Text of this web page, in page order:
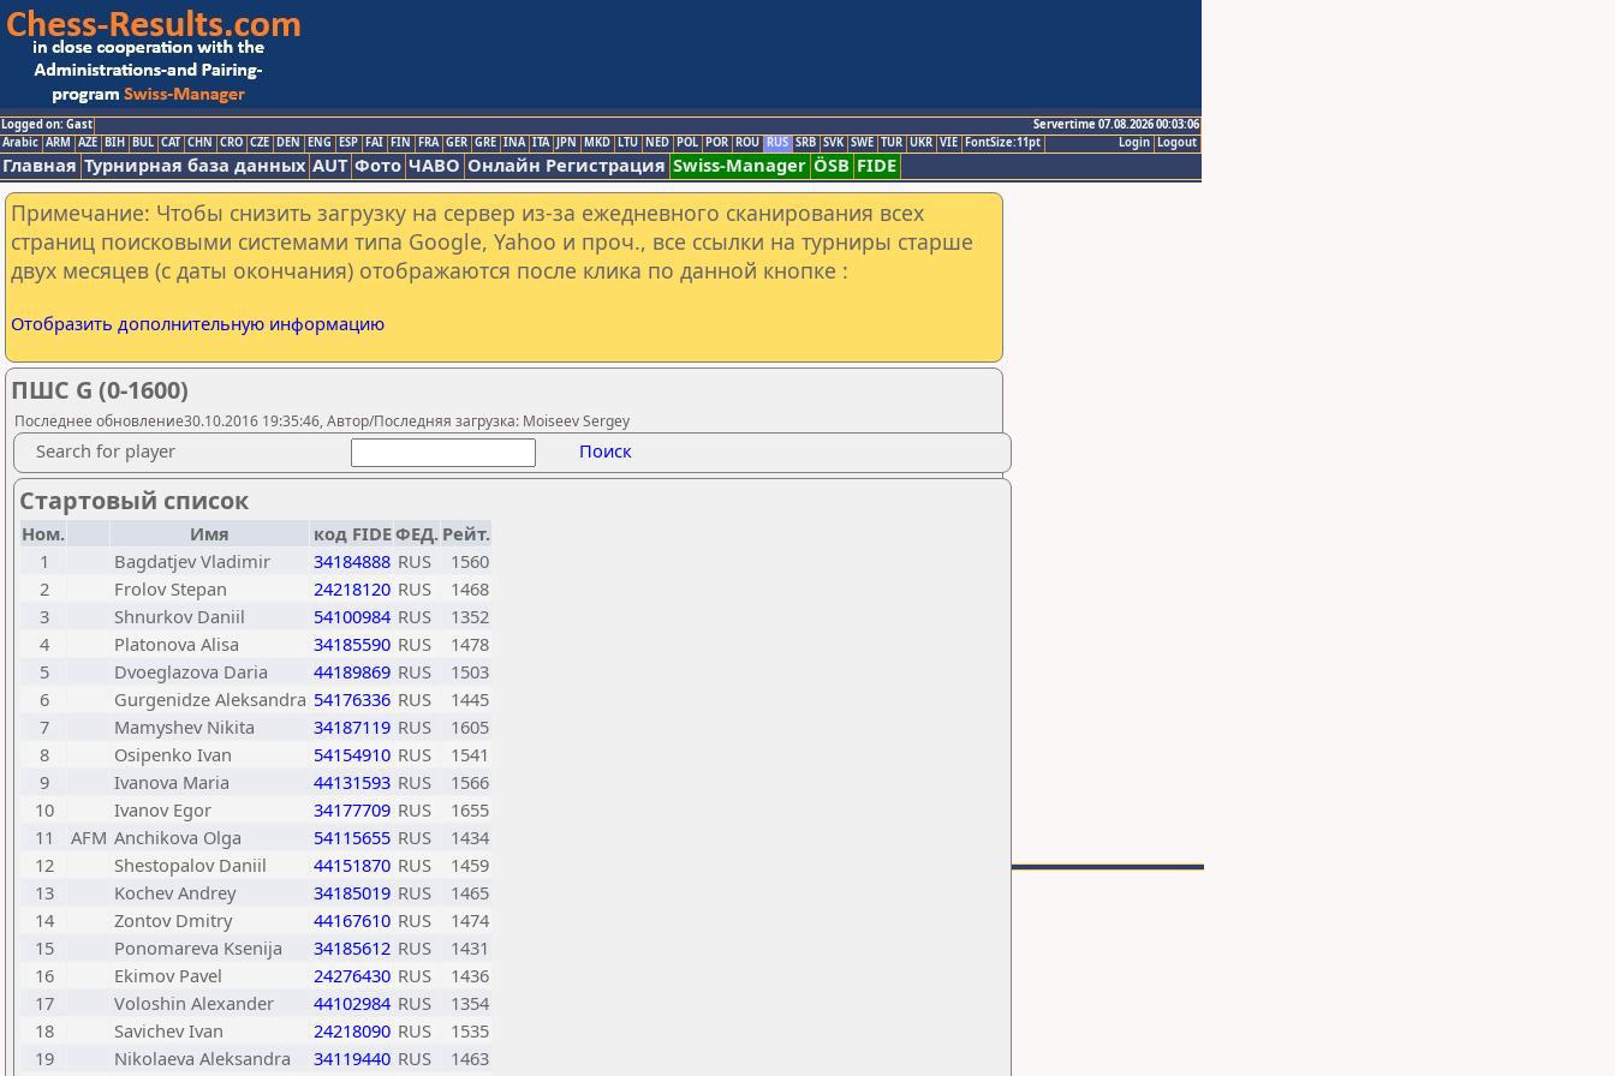
Logged on: Gast
Servertime 07.08.2026 00:03:06
Logout
Login
Arabic ARM AZE BIH BUL CAT CHN CRO CZE DEN ENG ESP FAI FIN FRA GER GRE INA ITA JPN MKD LTU NED POL POR ROU RUS SRB SVK SWE TUR UKR VIE FontSize:11pt
Главная Турнирная база данных AUT Фото ЧАВО Онлайн Регистрация Swiss-Manager ÖSB FIDE
Примечание: Чтобы снизить загрузку на сервер из-за ежедневного сканирования всех
страниц поисковыми системами типа Google, Yahoo и проч., все ссылки на турниры старше
двух месяцев (с даты окончания) отображаются после клика по данной кнопке :
Отобразить дополнительную информацию
ПШС G (0-1600)
Последнее обновление30.10.2016 19:35:46, Автор/Последняя загрузка: Moiseev Sergey
Search for player Поиск
Стартовый список
Ном. Имя код FIDEФЕД. Рейт.
1
Bagdatjev Vladimir 34184888 RUS
1560
2
Frolov Stepan 24218120 RUS
1468
3
Shnurkov Daniil 54100984 RUS
1352
4
Platonova Alisa 34185590 RUS
1478
5
Dvoeglazova Daria 44189869 RUS
1503
6
Gurgenidze Aleksandra 54176336 RUS
1445
7
Mamyshev Nikita 34187119 RUS
1605
8
Osipenko Ivan 54154910 RUS
1541
9
Ivanova Maria 44131593 RUS
1566
10
Ivanov Egor 34177709 RUS
1655
11
AFM Anchikova Olga 54115655 RUS
1434
12
Shestopalov Daniil 44151870 RUS
1459
13
Kochev Andrey 34185019 RUS
1465
14
Zontov Dmitry 44167610 RUS
1474
15
Ponomareva Ksenija 34185612 RUS
1431
16
Ekimov Pavel 24276430 RUS
1436
17
Voloshin Alexander 44102984 RUS
1354
18
Savichev Ivan 24218090 RUS
1535
19
Nikolaeva Aleksandra 34119440 RUS
1463